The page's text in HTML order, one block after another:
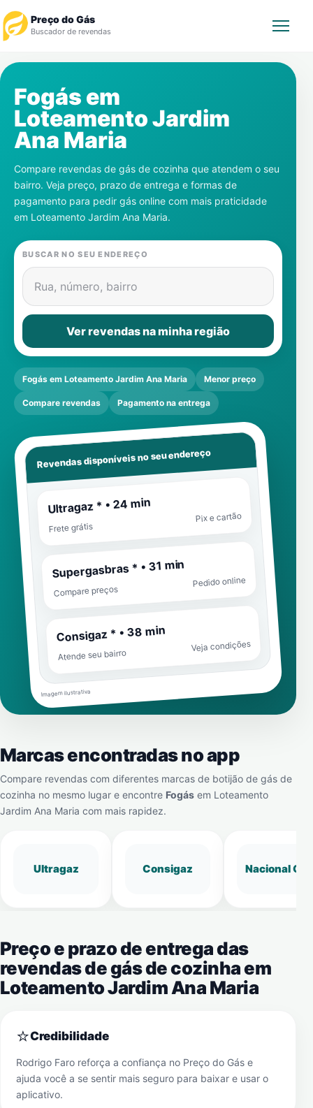
Preço do Gás
Buscador de revendas
Revendedor
Notícias
Cadastre-se
Gás
Contatos
Fogás em
Loteamento Jardim
Ana Maria
Compare revendas de gás de cozinha que atendem o seu
bairro. Veja preço, prazo de entrega e formas de
pagamento para pedir gás online com mais praticidade
em Loteamento Jardim Ana Maria.
BUSCAR NO SEU ENDEREÇO
Rua, número, bairro
Ver revendas na minha região
Fogás em Loteamento Jardim Ana Maria Menor preço
Compare revendas Pagamento na entrega
Revendas disponíveis no seu endereço
Ultragaz * • 24 min
Frete grátis
Pix e cartão
Supergasbras * • 31 min
Compare preços
Pedido online
Consigaz * • 38 min
Atende seu bairro
Veja condições
Imagem ilustrativa
Marcas encontradas no app
Compare revendas com diferentes marcas de botijão de gás de
cozinha no mesmo lugar e encontre Fogás em Loteamento
Jardim Ana Maria com mais rapidez.
Ultragaz Consigaz Nacional Gás
Preço e prazo de entrega das
revendas de gás de cozinha em
Loteamento Jardim Ana Maria
⭐Credibilidade
Rodrigo Faro reforça a confiança no Preço do Gás e
ajuda você a se sentir mais seguro para baixar e usar o
aplicativo.